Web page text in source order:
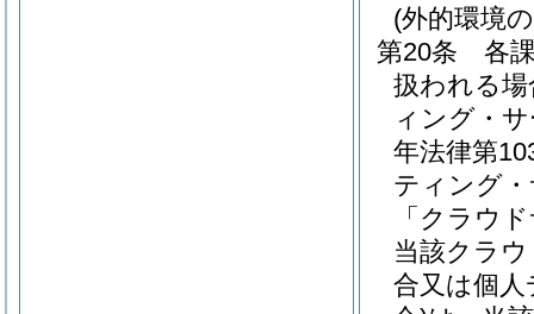
(外的環境
第20条
各
扱われる場
ィング・
年法律第
ティング
「クラウ
当該クラ
合又は個